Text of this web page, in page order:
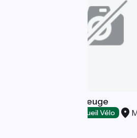
B&B HOTEL Maubeuge
Accueil Vélo